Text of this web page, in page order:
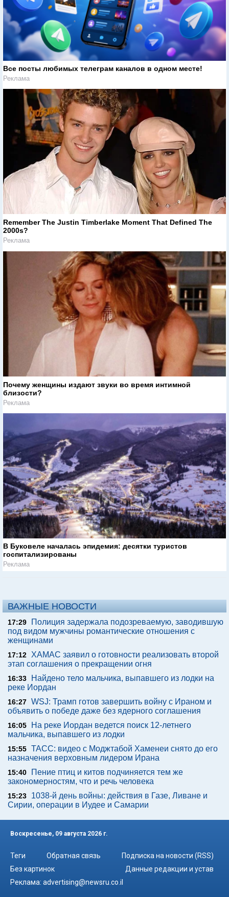
Все посты любимых телеграм каналов в одном месте!
Реклама
Remember The Justin Timberlake Moment That Defined The
2000s?
Реклама
Почему женщины издают звуки во время интимной
близости?
Реклама
В Буковеле началась эпидемия: десятки туристов
госпитализированы
Реклама
ВАЖНЫЕ НОВОСТИ
17:29
Полиция задержала подозреваемую, заводившую
под видом мужчины романтические отношения с
женщинами
17:12 ХАМАС заявил о готовности реализовать второй
этап соглашения о прекращении огня
16:33
Найдено тело мальчика, выпавшего из лодки на
реке Иордан
16:27 WSJ: Трамп готов завершить войну с Ираном и
объявить о победе даже без ядерного соглашения
16:05
На реке Иордан ведется поиск 12-летнего
мальчика, выпавшего из лодки
15:55 ТАСС: видео с Моджтабой Хаменеи снято до его
назначения верховным лидером Ирана
15:40
Пение птиц и китов подчиняется тем же
закономерностям, что и речь человека
15:23
1038-й день войны: действия в Газе, Ливане и
Сирии, операции в Иудее и Самарии
Воскресенье, 09 августа 2026 г.
Теги Обратная связь
Подписка на новости (RSS)
Без картинок
Данные редакции и устав
Реклама: advertising@newsru.co.il